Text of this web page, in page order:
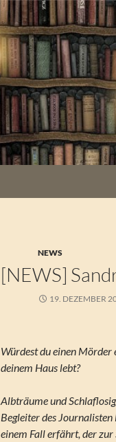
NEWS
[NEWS]
19. DEZEMBER
Würdest du einen Mörder
deinem Haus lebt?
Albträume und
Begleiter des
einem Fall erfährt, der zur